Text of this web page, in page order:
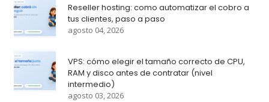
Reseller hosting: como automatizar el cobro a
tus clientes, paso a paso
agosto 04, 2026
VPS: cómo elegir el tamaño correcto de CPU,
RAM y disco antes de contratar (nivel
intermedio)
agosto 03, 2026